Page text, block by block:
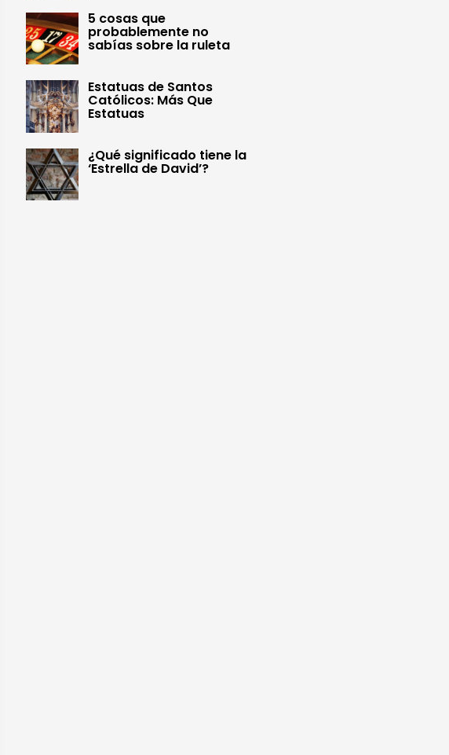
5 cosas que
probablemente no
sabías sobre la ruleta
Estatuas de Santos
Católicos: Más Que
Estatuas
¿Qué significado tiene la
‘Estrella de David’?